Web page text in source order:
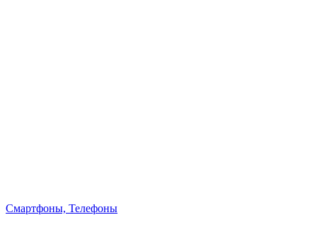
Смартфоны, Телефоны